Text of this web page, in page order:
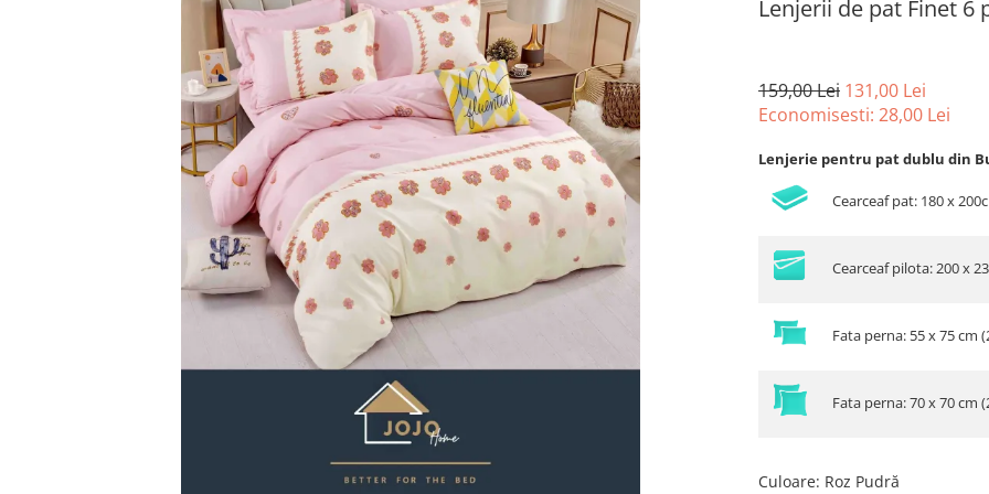
Lenjerii de pat Bumbac Poplin
Lenjerii de pat Catifea
Lenjerii de pat Damasc
Lenjerii de pat Finet + 2 Draperii
Lenjerii de pat Finet cu PLIURI
Lenjerii de pat finet Home
Lenjerii de pat Saten 4 piese cu
Lenjerii de pat Finet 6
159,00 Lei 131,00 Lei
Economisesti: 28,00 Lei
Lenjerie pentru pat dublu din
Cearceaf pat: 180 x
Cearceaf pilota: 200 x
Fata perna: 55 x 75 cm
Fata perna: 70 x 70 cm
Culoare: Roz Pudră